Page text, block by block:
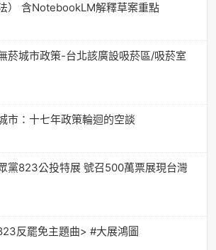
） 含NotebookLM解釋草案重點
菸城市政策-台北該廣設吸菸區/吸菸室
市：十七年政策輪迴的空談
黨823公投特展 號召500萬票展現台灣
反罷免主題曲> #大展鴻圖